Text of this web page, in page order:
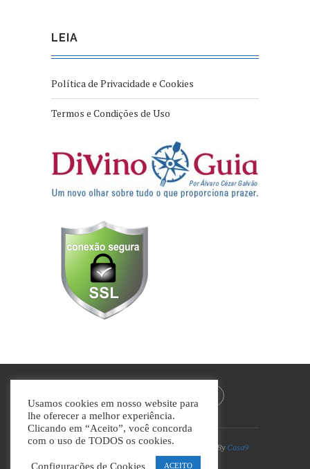
LEIA
Política de Privacidade e Cookies
Termos e Condições de Uso
Divino Guia © Todos os direitos reservados | By Casa9
Marketing Digital e Design
Usamos cookies em nosso website para
lhe oferecer a melhor experiência.
Clicando em “Aceito”, você concorda
com o uso de TODOS os cookies.
Configurações de Cookies ACEITO